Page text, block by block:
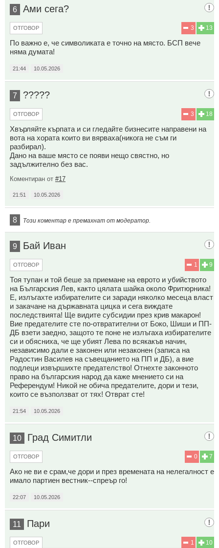
6 Ами сега?
13
3
ОТГОВОР
По важно е, че символиката е точно на място. БСП вече
няма думата!
21:44 10.05.2026
7 ?????
18
3
ОТГОВОР
Хвърляйте кърпата и си гледайте бизнесите направени на
вота на хората които ви вярваха(никога не съм ги
разбирал).
Дано на ваше място се появи нещо свястно, но
задължително без вас.
Коментиран от #17
21:51 10.05.2026
8 Този коментар е премахнат от модератор.
9 Бай Иван
9
1
ОТГОВОР
Тоя тупан и той беше за приемане на еврото и убийството
на Българския Лев, както цялата шайка около Фритюрника!
Е, излъгахте избирателите си заради няколко месеца власт
и закачане на държавната цицка и сега виждате
последствията! Ще видите субсидии през крив макарон!
Вие предателите сте по-отвратителни от Боко, Шиши и ПП-
ДБ взети заедно, защото те поне не излъгаха избирателите
си и обясниха, че ще убият Лева по всякакъв начин,
независимо дали е законен или незаконен (записа на
Радостин Василев на съвещанието на ПП и ДБ), а вие
подлеци извършихте предателство! Отнехте законното
право на българския народ да каже мнението си на
Референдум! Никой не обича предателите, дори и тези,
които се възползват от тях! Отврат сте!
21:54 10.05.2026
10 Град Симитли
7
0
ОТГОВОР
Ако не ви е срам,че дори и през времената на нелегалност е
имало партиен вестник--спреър го!
22:07 10.05.2026
11 Пари
10
1
ОТГОВОР